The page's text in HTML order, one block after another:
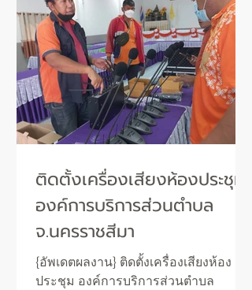
ติดตั้งเครื่องเสียงห้องประชุม
องค์การบริการส่วนตำบล
จ.นครราชสีมา
{อัพเดตผลงาน} ติดตั้งเครื่องเสียงห้อง
ประชุม องค์การบริการส่วนตำบล